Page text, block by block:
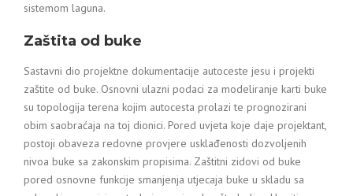
sistemom laguna.
Zaštita od buke
Sastavni dio projektne dokumentacije autoceste jesu i projekti
zaštite od buke. Osnovni ulazni podaci za modeliranje karti buke
su topologija terena kojim autocesta prolazi te prognozirani
obim saobraćaja na toj dionici. Pored uvjeta koje daje projektant,
postoji obaveza redovne provjere usklađenosti dozvoljenih
nivoa buke sa zakonskim propisima. Zaštitni zidovi od buke
pored osnovne funkcije smanjenja utjecaja buke u skladu sa